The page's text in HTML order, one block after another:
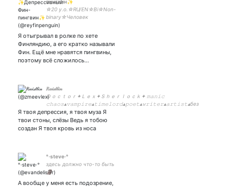
пингвин✨
☆20 y.o.☆RU/EN☆Bi☆Non-
binary☆Человек
поглащенный клинической
#hypmic #mdzsh #kny
#ronpa #aftg #twst
#noblesse #svsss #dgxzz
#erha
Я отыгрывал в ролке по хете
Финляндию, а его кратко называли
Фин. Ещё мне нравятся пингвины,
поэтому всё сложилось…
𝑅𝒶𝒾𝓈𝓉𝓁𝒾𝓃
Ｄｏｃｔｏｒ✦Ｌｅｘ✦Ｓｈｅｒｌｏｃｋ✦ 𝚖𝚊𝚗𝚒𝚌
𝚌𝚑𝚊𝚘𝚜▴𝚟𝚊𝚖𝚙𝚒𝚛𝚎▴𝚝𝚒𝚖𝚎𝚕𝚘𝚛𝚍▴𝚙𝚘𝚎𝚝▴𝚠𝚛𝚒𝚝𝚎𝚛▴𝚊𝚛𝚝𝚒𝚜𝚝▴без
дедукции определяю какая фаза у
Я твоя депрессия, я твоя муза Я
твои стоны, слёзы Ведь я тобою
создан Я твоя кровь из носа
°·steve·°
здесь должно что-то быть
🗿
А вообще у меня есть подозрение,